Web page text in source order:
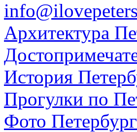
Архитектура
История
Прогулки по
Фото